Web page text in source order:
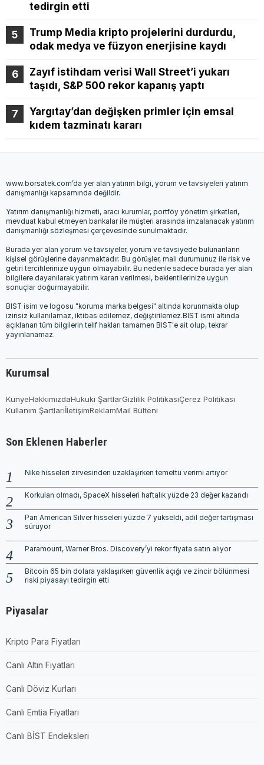
tedirgin etti
Trump Media kripto projelerini durdurdu,
odak medya ve füzyon enerjisine kaydı
Zayıf istihdam verisi Wall Street’i yukarı
taşıdı, S&P 500 rekor kapanış yaptı
Yargıtay’dan değişken primler için emsal
kıdem tazminatı kararı
www.borsatek.com’da yer alan yatırım bilgi, yorum ve tavsiyeleri yatırım
danışmanlığı kapsamında değildir.
Yatırım danışmanlığı hizmeti, aracı kurumlar, portföy yönetim şirketleri,
mevduat kabul etmeyen bankalar ile müşteri arasında imzalanacak yatırım
danışmanlığı sözleşmesi çerçevesinde sunulmaktadır.
Burada yer alan yorum ve tavsiyeler, yorum ve tavsiyede bulunanların
kişisel görüşlerine dayanmaktadır. Bu görüşler, mali durumunuz ile risk ve
getiri tercihlerinize uygun olmayabilir. Bu nedenle sadece burada yer alan
bilgilere dayanılarak yatırım kararı verilmesi, beklentilerinize uygun
sonuçlar doğurmayabilir.
BIST isim ve logosu "koruma marka belgesi" altında korunmakta olup
izinsiz kullanılamaz, iktibas edilemez, değiştirilemez.BIST ismi altında
açıklanan tüm bilgilerin telif hakları tamamen BIST'e ait olup, tekrar
yayınlanamaz.
Kurumsal
KünyeHakkımızdaHukuki ŞartlarGizlilik PolitikasıÇerez Politikası
Kullanım ŞartlarıİletişimReklamMail Bülteni
Son Eklenen Haberler
Nike hisseleri zirvesinden uzaklaşırken temettü verimi artıyor
Korkulan olmadı, SpaceX hisseleri haftalık yüzde 23 değer kazandı
Pan American Silver hisseleri yüzde 7 yükseldi, adil değer tartışması
sürüyor
Paramount, Warner Bros. Discovery’yi rekor fiyata satın alıyor
Bitcoin 65 bin dolara yaklaşırken güvenlik açığı ve zincir bölünmesi
riski piyasayı tedirgin etti
Piyasalar
Kripto Para Fiyatları
Canlı Altın Fiyatları
Canlı Döviz Kurları
Canlı Emtia Fiyatları
Canlı BİST Endeksleri